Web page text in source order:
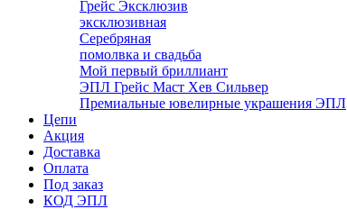
Грейс Эксклюзив
эксклюзивная
Серебряная
помолвка и свадьба
Мой первый бриллиант
ЭПЛ Грейс Маст Хев Сильвер
Премиальные ювелирные украшения ЭПЛ
Цепи
Акция
Доставка
Оплата
Под заказ
КОД ЭПЛ